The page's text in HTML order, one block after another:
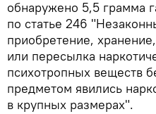
обнаружено 5,5 грамма
по статье 246
приобретение,
или пересылка
психотропных веществ
предметом явились
в крупных размерах".